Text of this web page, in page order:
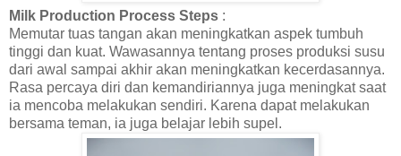
Milk Production Process Steps :
Memutar tuas tangan akan meningkatkan aspek tumbuh
tinggi dan kuat. Wawasannya tentang proses produksi susu
dari awal sampai akhir akan meningkatkan kecerdasannya.
Rasa percaya diri dan kemandiriannya juga meningkat saat
ia mencoba melakukan sendiri. Karena dapat melakukan
bersama teman, ia juga belajar lebih supel.